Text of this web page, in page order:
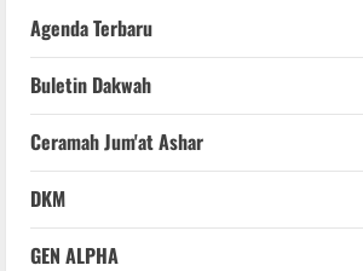
Agenda Terbaru
Buletin Dakwah
Ceramah Jum'at Ashar
DKM
GEN ALPHA